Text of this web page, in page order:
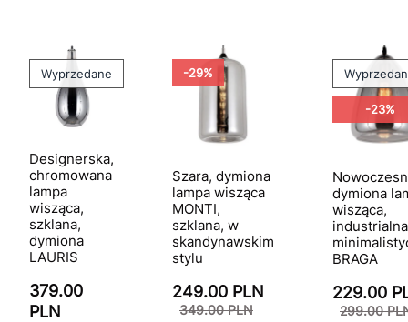
Wyprzedane
Designerska,
chromowana
lampa
wisząca,
szklana,
dymiona
LAURIS
379.00
PLN
-29%
Szara, dymiona
lampa wisząca
MONTI,
szklana, w
skandynawskim
stylu
249.00 PLN
349.00 PLN
-23%
dymiona
wisząca,
BRAGA
229.00
299.00